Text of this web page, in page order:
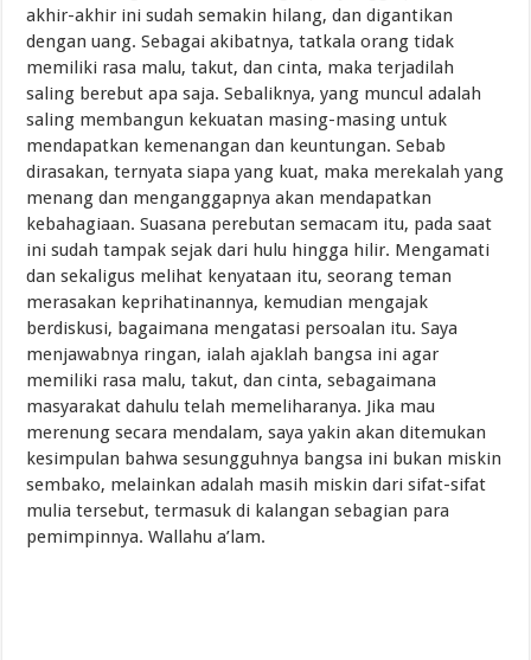
akhir-akhir ini sudah semakin hilang, dan digantikan
dengan uang. Sebagai akibatnya, tatkala orang tidak
memiliki rasa malu, takut, dan cinta, maka terjadilah
saling berebut apa saja. Sebaliknya, yang muncul adalah
saling membangun kekuatan masing-masing untuk
mendapatkan kemenangan dan keuntungan. Sebab
dirasakan, ternyata siapa yang kuat, maka merekalah yang
menang dan menganggapnya akan mendapatkan
kebahagiaan. Suasana perebutan semacam itu, pada saat
ini sudah tampak sejak dari hulu hingga hilir. Mengamati
dan sekaligus melihat kenyataan itu, seorang teman
merasakan keprihatinannya, kemudian mengajak
berdiskusi, bagaimana mengatasi persoalan itu. Saya
menjawabnya ringan, ialah ajaklah bangsa ini agar
memiliki rasa malu, takut, dan cinta, sebagaimana
masyarakat dahulu telah memeliharanya. Jika mau
merenung secara mendalam, saya yakin akan ditemukan
kesimpulan bahwa sesungguhnya bangsa ini bukan miskin
sembako, melainkan adalah masih miskin dari sifat-sifat
mulia tersebut, termasuk di kalangan sebagian para
pemimpinnya. Wallahu a’lam.